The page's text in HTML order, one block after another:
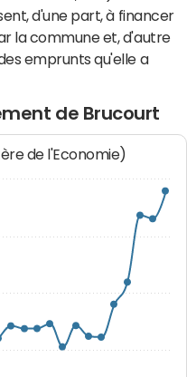
d'une part, à financer
la commune et, d'autre
emprunts qu'elle a
de Brucourt
de l'Economie)